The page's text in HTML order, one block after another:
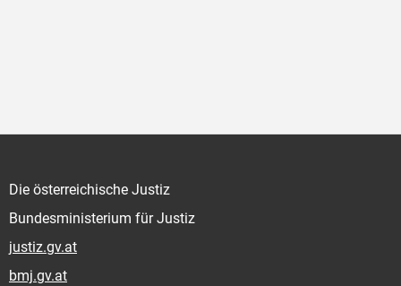
Die österreichische Justiz
Bundesministerium für Justiz
justiz.gv.at
bmj.gv.at